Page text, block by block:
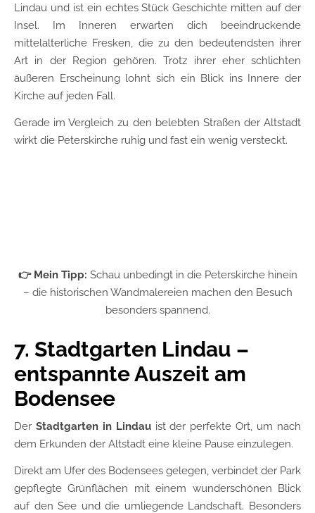
Lindau und ist ein echtes Stück Geschichte mitten auf der
Insel. Im Inneren erwarten dich beeindruckende
mittelalterliche Fresken, die zu den bedeutendsten ihrer
Art in der Region gehören. Trotz ihrer eher schlichten
äußeren Erscheinung lohnt sich ein Blick ins Innere der
Kirche auf jeden Fall.
Gerade im Vergleich zu den belebten Straßen der Altstadt
wirkt die Peterskirche ruhig und fast ein wenig versteckt.
👉 Mein Tipp: Schau unbedingt in die Peterskirche hinein
– die historischen Wandmalereien machen den Besuch
besonders spannend.
7. Stadtgarten Lindau –
entspannte Auszeit am
Bodensee
Der Stadtgarten in Lindauist der perfekte Ort, um nach
dem Erkunden der Altstadt eine kleine Pause einzulegen.
Direkt am Ufer des Bodensees gelegen, verbindet der Park
gepflegte Grünflächen mit einem wunderschönen Blick
auf den See und die umliegende Landschaft. Besonders